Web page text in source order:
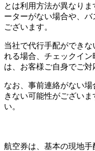
とは利用方法が異なり
ーターがない場合や、
ございます。
当社で代行手配ができ
れる場合、チェックイ
は、お客様ご自身でご対
なお、事前連絡がない
きない可能性がござい
い。
航空券は、基本の現地手